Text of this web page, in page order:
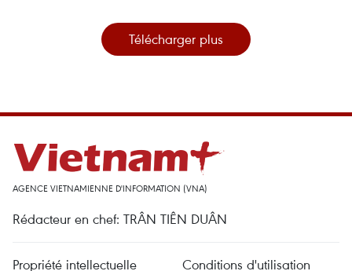
Télécharger plus
AGENCE VIETNAMIENNE D'INFORMATION (VNA)
Rédacteur en chef: TRÂN TIÊN DUÂN
Propriété intellectuelle Conditions d'utilisation